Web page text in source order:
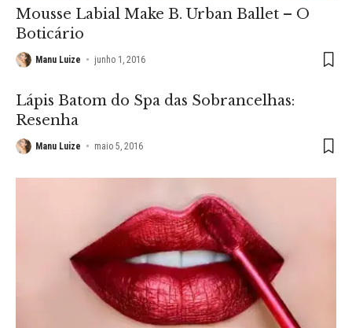
Mousse Labial Make B. Urban Ballet – O
Boticário
Manu Luize junho 1, 2016
Lápis Batom do Spa das Sobrancelhas:
Resenha
Manu Luize maio 5, 2016